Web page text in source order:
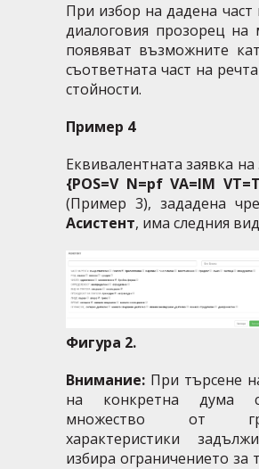
При избор на дадена част
диалоговия прозорец на
появяват възможните
съответната част на
стойности.
Пример 4
Еквивалентната заявка на
{POS=V N=pf VA=IM
(Пример 3), зададена
Асистент, има следния
Фигура 2.
Внимание: При търсене
на конкретна дума
множество от
характеристики
избира ограничението за